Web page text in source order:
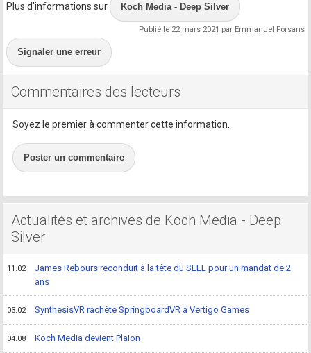
Plus d'informations sur Koch Media - Deep Silver
Publié le 22 mars 2021 par Emmanuel Forsans
Signaler une erreur
Commentaires des lecteurs
Soyez le premier à commenter cette information.
Poster un commentaire
Actualités et archives de Koch Media - Deep
Silver
11.02
James Rebours reconduit à la tête du SELL pour un mandat de 2
ans
03.02 SynthesisVR rachète SpringboardVR à Vertigo Games
04.08 Koch Media devient Plaion